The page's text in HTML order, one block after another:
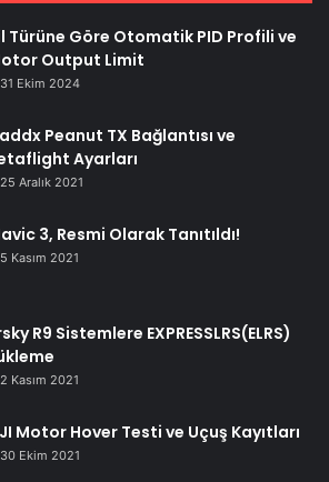
Türüne Göre Otomatik PID Profili ve
Output Limit
31 Ekim 2024
Peanut TX Bağlantısı ve
Ayarları
25 Aralık 2021
3, Resmi Olarak Tanıtıldı!
5 Kasım 2021
R9 Sistemlere EXPRESSLRS(ELRS)
2 Kasım 2021
Motor Hover Testi ve Uçuş Kayıtları
30 Ekim 2021